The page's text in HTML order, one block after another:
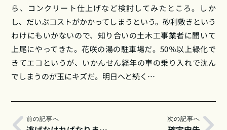
ら、コンクリート仕上げなど検討してみたところ。しか
し、だいぶコストがかかってしまうという。砂利敷きという
わけにもいかないので、知り合いの土木工事業者に聞いて
上尾にやってきた。花咲の湯の駐車場だ。50％以上緑化で
きてエコというが、いかんせん経年の車の乗り入れで沈ん
でしまうのが玉にキズだ。明日へと続く…
前の記事へ 次の記事へ